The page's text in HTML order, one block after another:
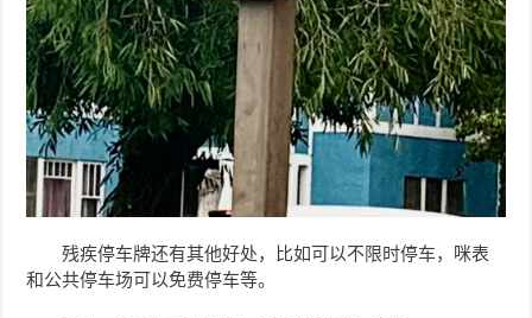
残疾停车牌还有其他好处，比如可以不限时停车，咪表
和公共停车场可以免费停车等。